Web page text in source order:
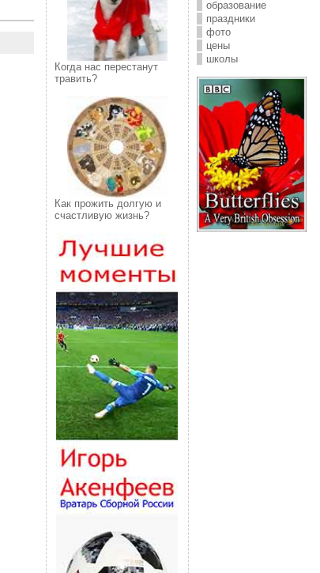
Когда нас перестанут
травить?
Как прожить долгую и
счастливую жизнь?
образование
праздники
фото
цены
школы